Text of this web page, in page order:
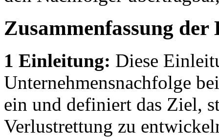
Zusammenfassung der
1 Einleitung: Diese
Unternehmensnachfolge
ein und definiert das Ziel,
Verlustrettung zu